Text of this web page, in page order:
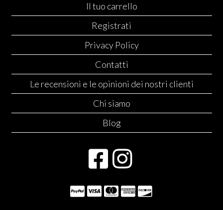
Il tuo carrello
Registrati
Privacy Policy
Contatti
Le recensioni e le opinioni dei nostri clienti
Chi siamo
Blog